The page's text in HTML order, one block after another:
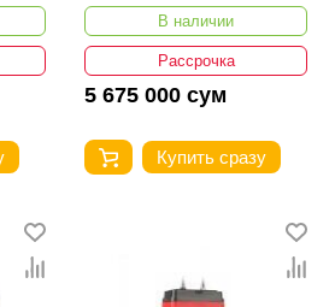
В наличии
Рассрочка
5 675 000 сум
Купить сразу